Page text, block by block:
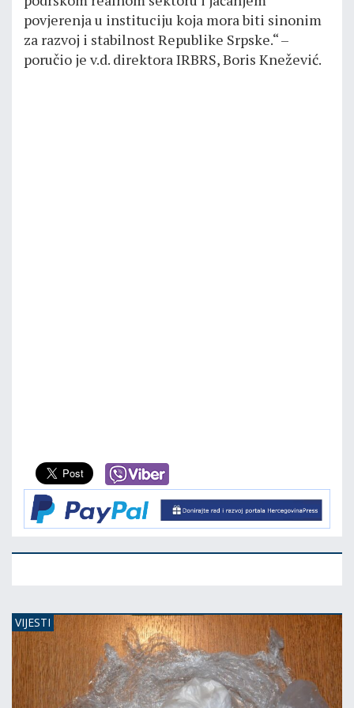
povjerenja u instituciju koja mora biti sinonim
za razvoj i stabilnost Republike Srpske.“ –
poručio je v.d. direktora IRBRS, Boris Кnežević.
VIJESTI